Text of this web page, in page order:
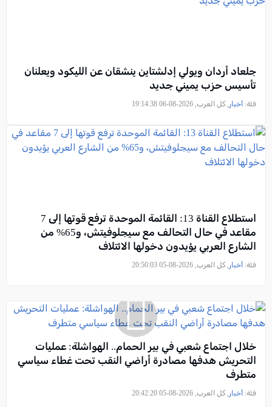
جلعاد أردان ويولي إدلشتاين ينشقان عن الليكود ويعلنان
تأسيس حزب يميني جديد
فئة: أخبار , كل العرب, 2026-08-06 19:14:38
استطلاع القناة 13: القائمة الموحدة ترفع قوتها إلى 7
مقاعد في حال التحالف مع سيجلوفيتش، و65% من
الشارع العربي يؤيدون دخولها الائتلاف
فئة: أخبار , كل العرب, 2026-08-05 20:50:03
خلال اجتماع شعبي في بير الحمام.. الهواشلة: عمليات
التحريش هدفها مصادرة أراضي النقب تحت غطاء سياسي
متطرف
فئة: أخبار , كل العرب, 2026-08-05 20:42:20